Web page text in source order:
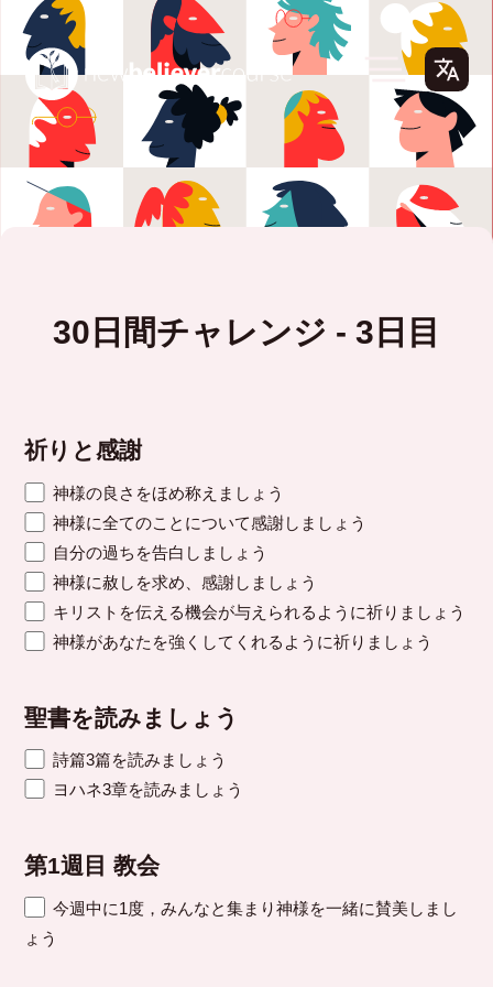
30日間チャレンジ - 3日目
祈りと感謝
神様の良さをほめ称えましょう
神様に全てのことについて感謝しましょう
自分の過ちを告白しましょう
神様に赦しを求め、感謝しましょう
キリストを伝える機会が与えられるように祈りましょう
神様があなたを強くしてくれるように祈りましょう
聖書を読みましょう
詩篇3篇を読みましょう
ヨハネ3章を読みましょう
第1週目 教会
今週中に1度，みんなと集まり神様を一緒に賛美しまし
ょう